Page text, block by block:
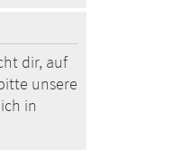
dir, auf
unsere
in